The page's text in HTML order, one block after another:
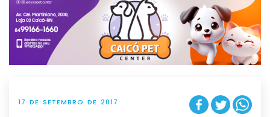
g
t
i
o
n
17 DE SETEMBRO DE 2017